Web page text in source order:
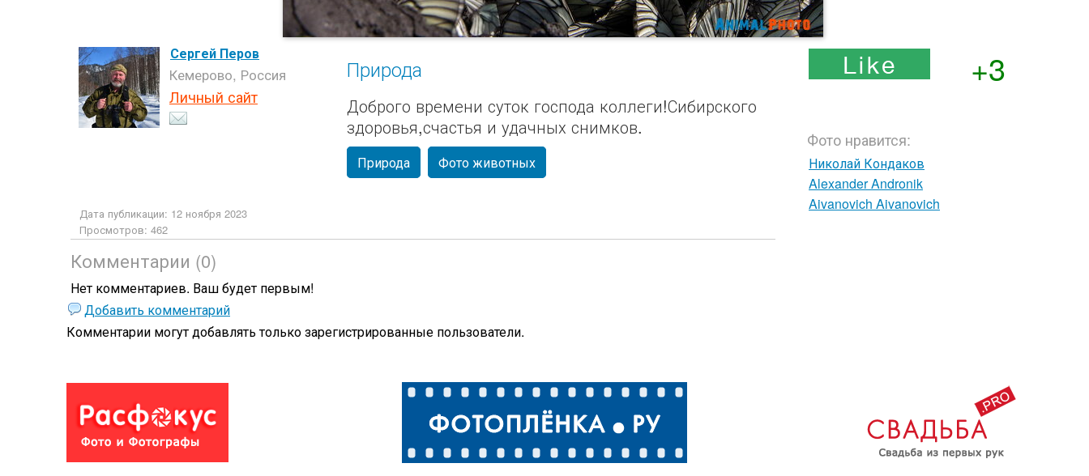
Сергей Перов
Кемерово, Россия
Личный сайт
Природа
Доброго времени суток господа коллеги!Сибирского
здоровья,счастья и удачных снимков.
Природа Фото животных
Дата публикации: 12 ноября 2023
Просмотров: 462
+3
Фото нравится:
Николай Кондаков
Alexander Andronik
Aivanovich Aivanovich
Комментарии (0)
Нет комментариев. Ваш будет первым!
Добавить комментарий
Комментарии могут добавлять толькозарегистрированные пользователи.